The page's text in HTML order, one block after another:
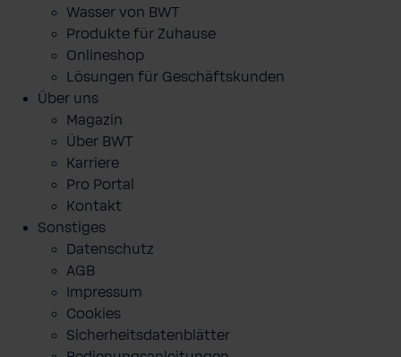
Wasser von BWT
Produkte für Zuhause
Onlineshop
Lösungen für Geschäftskunden
Über uns
Magazin
Über BWT
Karriere
Pro Portal
Kontakt
Sonstiges
Datenschutz
AGB
Impressum
Cookies
Sicherheitsdatenblätter